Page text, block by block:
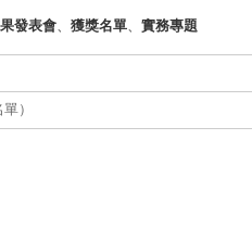
發表會、 獲獎名單、 實務專題
）